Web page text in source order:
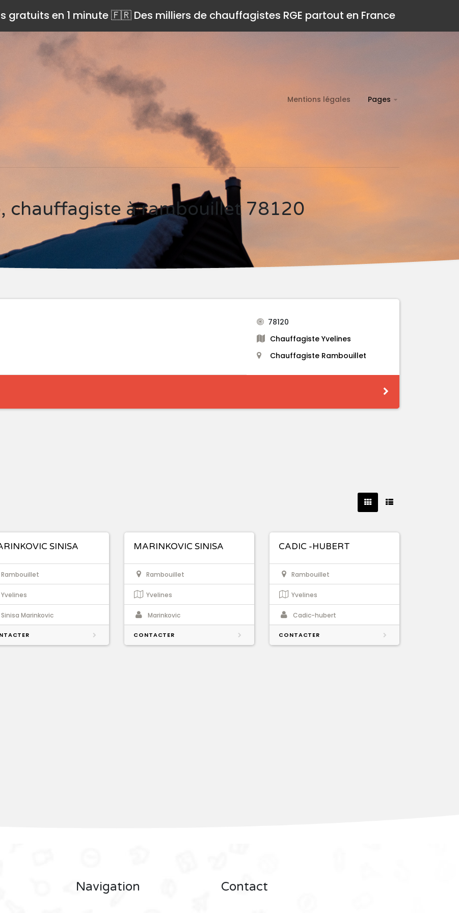
gratuits en 1 minute 🇫🇷 Des milliers de chauffagistes RGE partout en France
Mentions légales Pages
chauffagiste à rambouillet 78120
78120
Chauffagiste Yvelines
Chauffagiste Rambouillet
SINISA
Rambouillet
Yvelines
Sinisa Marinkovic
MARINKOVIC SINISA
Rambouillet
Yvelines
Marinkovic
CONTACTER
CADIC -HUBERT
Rambouillet
Yvelines
Cadic-hubert
CONTACTER
Navigation Contact